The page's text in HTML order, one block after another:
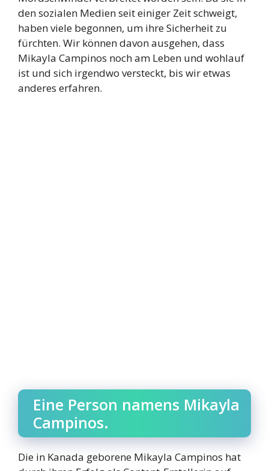
den sozialen Medien seit einiger Zeit schweigt,
haben viele begonnen, um ihre Sicherheit zu
fürchten. Wir können davon ausgehen, dass
Mikayla Campinos noch am Leben und wohlauf
ist und sich irgendwo versteckt, bis wir etwas
anderes erfahren.
Eine Person namens Mikayla
Campinos.
Die in Kanada geborene Mikayla Campinos hat